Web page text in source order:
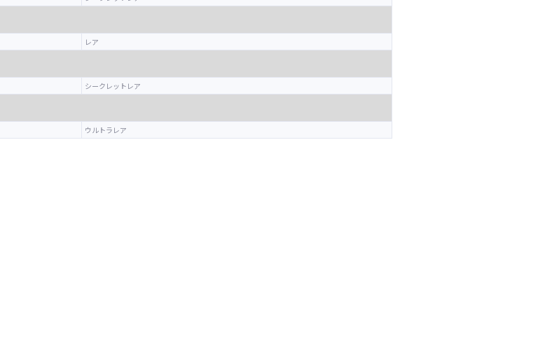
レア
シークレットレア
ウルトラレア